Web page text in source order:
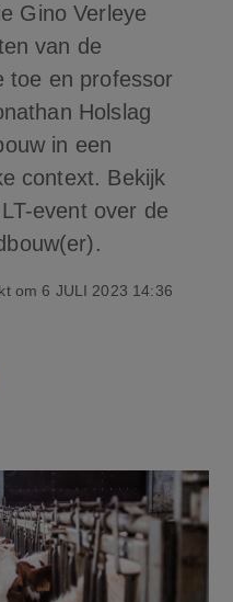
Gino Verleye
van de
toe en professor
Holslag
in een
context. Bekijk
event over de
om 6 JULI 2023 14:36